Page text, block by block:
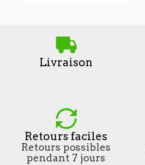
Livraison
Retours faciles
Retours possibles
pendant 7 jours